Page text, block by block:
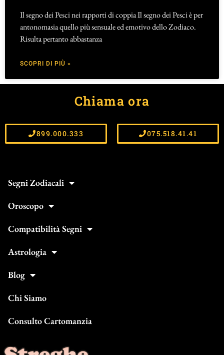
Il segno dei Pesci nei rapporti di coppia Il segno dei Pesci è per
antonomasia quello più sensuale ed emotivo dello Zodiaco.
Risulta pertanto abbastanza
SCOPRI DI PIÙ »
Chiama ora
899.000.333 075.518.41.41
Segni Zodiacali
Oroscopo
Compatibilità Segni
Astrologia
Blog
Chi Siamo
Consulto Cartomanzia